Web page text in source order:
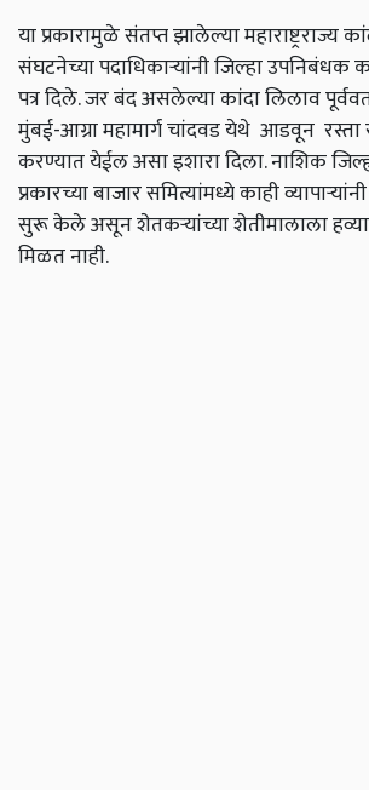
या प्रकारामुळे संतप्त झालेल्या महाराष्ट्रराज्य
संघटनेच्या पदाधिकाऱ्यांनी जिल्हा उपनिबंधक
पत्र दिले. जर बंद असलेल्या कांदा लिलाव
मुंबई-आग्रा महामार्ग चांदवड येथे आडवून
करण्यात येईल असा इशारा दिला. नाशिक
प्रकारच्या बाजार समित्यांमध्ये काही
सुरू केले असून शेतकऱ्यांच्या शेतीमालाला हव्या
मिळत नाही.